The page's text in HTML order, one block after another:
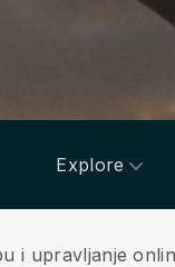
Explore
i upravljanje